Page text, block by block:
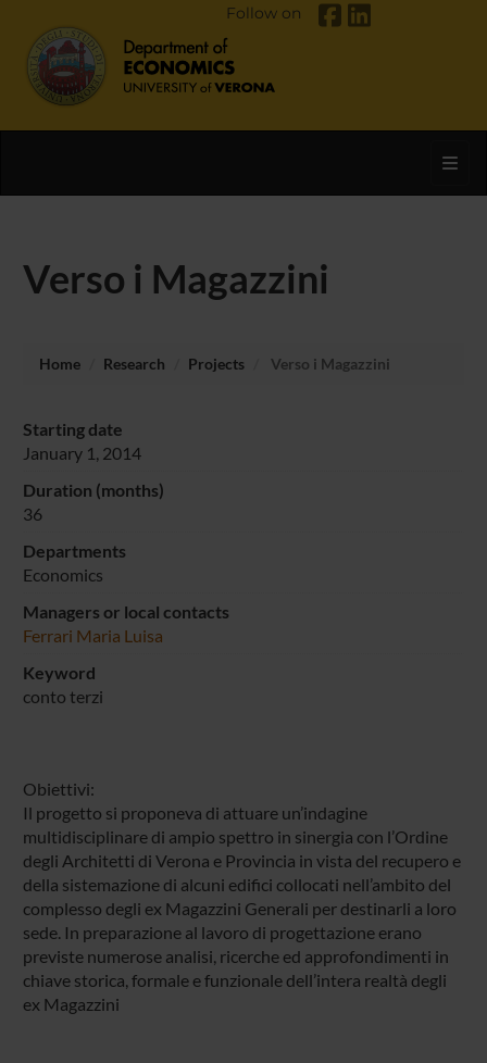
Follow on
Verso i Magazzini
Home Research Projects Verso i Magazzini
Starting date
January 1, 2014
Duration (months)
36
Departments
Economics
Managers or local contacts
Ferrari Maria Luisa
Keyword
conto terzi
Obiettivi:
Il progetto si proponeva di attuare un’indagine
multidisciplinare di ampio spettro in sinergia con l’Ordine
degli Architetti di Verona e Provincia in vista del recupero e
della sistemazione di alcuni edifici collocati nell’ambito del
complesso degli ex Magazzini Generali per destinarli a loro
sede. In preparazione al lavoro di progettazione erano
previste numerose analisi, ricerche ed approfondimenti in
chiave storica, formale e funzionale dell’intera realtà degli
ex Magazzini